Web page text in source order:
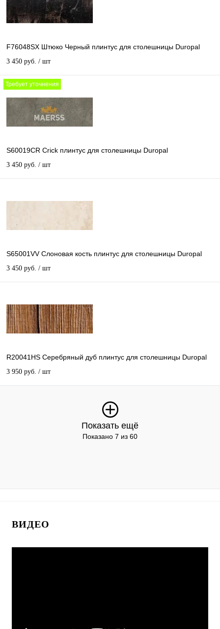
F76048SX Штюко Черный плинтус для столешницы Duropal
3 450 руб. / шт
Требует уточнения
S60019CR Crick плинтус для столешницы Duropal
3 450 руб. / шт
S65001VV Слоновая кость плинтус для столешницы Duropal
3 450 руб. / шт
R20041HS Серебряный дуб плинтус для столешницы Duropal
3 950 руб. / шт
Показать ещё
Показано 7 из 60
ВИДЕО